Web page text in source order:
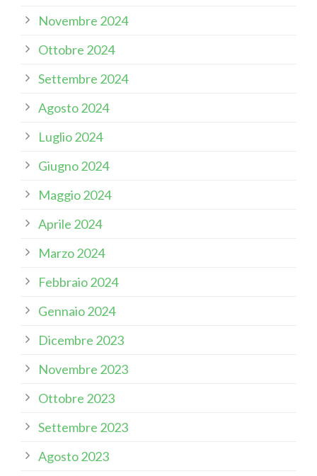
Novembre 2024
Ottobre 2024
Settembre 2024
Agosto 2024
Luglio 2024
Giugno 2024
Maggio 2024
Aprile 2024
Marzo 2024
Febbraio 2024
Gennaio 2024
Dicembre 2023
Novembre 2023
Ottobre 2023
Settembre 2023
Agosto 2023